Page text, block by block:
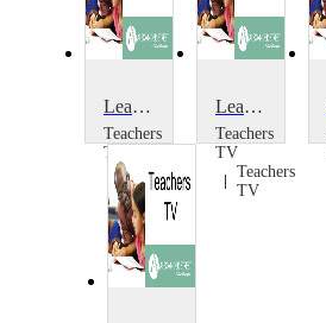
Learning Objectives: Using Questions
Teachers
TV
Teachers
TV
Learning Objectives: Sharing your Learning Objectives
Teachers
TV
Teachers
TV